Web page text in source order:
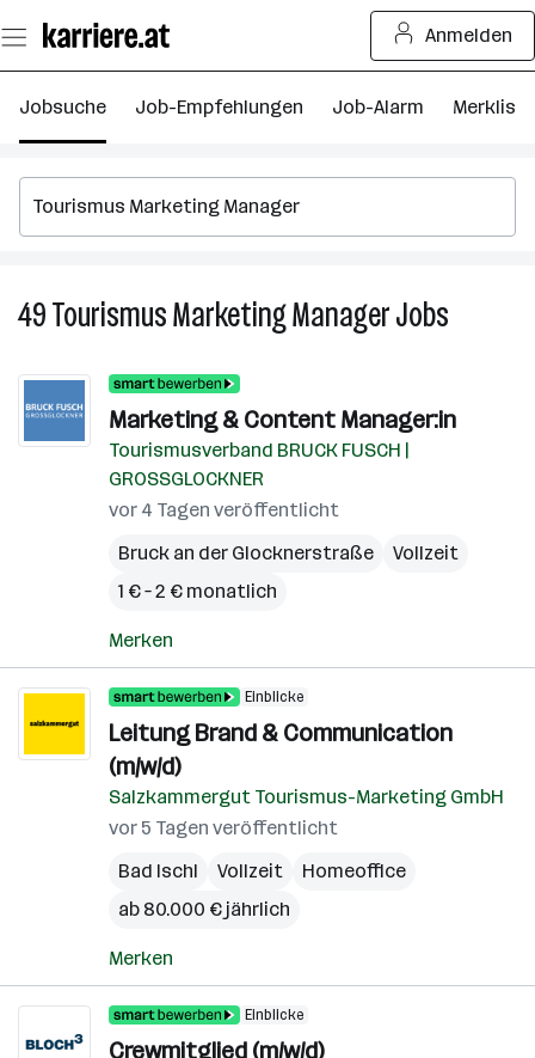
Seiteninhalt
springen
Anmelden
Jobsuche Job-Empfehlungen Job-Alarm Merkliste
49Tourismus Marketing ManagerJobs
Jobs
Marketing & Content Manager:in
Tourismusverband BRUCK FUSCH |
GROSSGLOCKNER
vor 4 Tagen veröffentlicht
Bruck an der Glocknerstraße
Vollzeit
1 € – 2 € monatlich
Merken
Einblicke
Leitung Brand & Communication
(m/w/d)
Salzkammergut Tourismus-Marketing GmbH
vor 5 Tagen veröffentlicht
Bad Ischl
Vollzeit
Homeoffice
ab 80.000 € jährlich
Merken
Einblicke
Crewmitglied (m/w/d)